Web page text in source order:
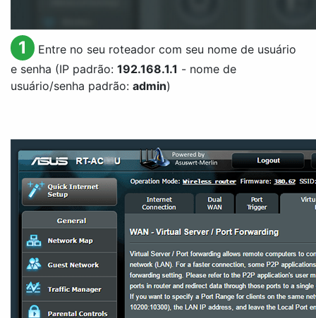
1
Entre no seu roteador com seu nome de usuário
e senha (IP padrão: 192.168.1.1 - nome de
usuário/senha padrão: admin)